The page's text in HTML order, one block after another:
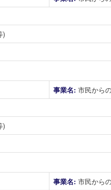
)
事業名: 市民から
)
事業名: 市民から